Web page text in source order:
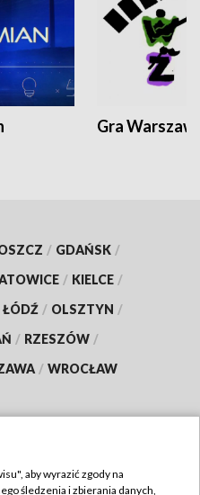
Gra
/ GDAŃSK /
/ KIELCE /
ŁÓDŹ / OLSZTYN /
/ RZESZÓW /
/ WROCŁAW
aby wyrazić zgody na
śledzenia i zbierania danych,